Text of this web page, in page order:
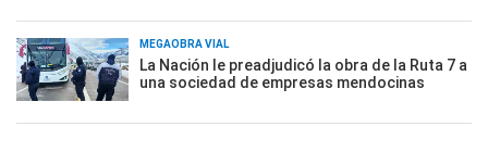
MEGAOBRA VIAL
La Nación le preadjudicó la obra de la Ruta 7 a
una sociedad de empresas mendocinas